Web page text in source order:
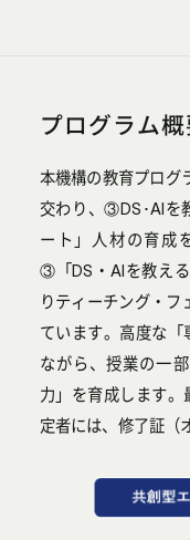
プログラム概
本機構の教育プロ
交わり、③DS･AIを
ート」人材の育成
③「DS・AIを教え
りティーチング・
ています。高度な
ながら、授業の一
力」を育成します
定者には、修了証（